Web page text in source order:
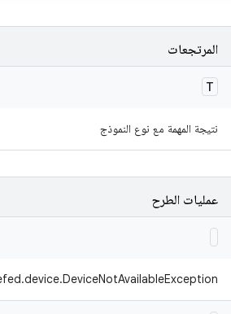
المرتجعات
T
نتيجة المهمة مع نوع النموذج
عمليات الطرح